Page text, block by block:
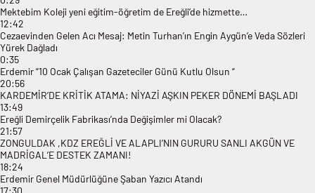
Mektebim Koleji yeni eğitim-öğretim de Ereğli’de hizmette…
12:42
Cezaevinden Gelen Acı Mesaj: Metin Turhan’ın Engin Aygün’e Veda Sözleri
Yürek Dağladı
0:35
Erdemir “10 Ocak Çalışan Gazeteciler Günü Kutlu Olsun “
20:56
KARDEMİR’DE KRİTİK ATAMA: NİYAZİ AŞKIN PEKER DÖNEMİ BAŞLADI
13:49
Ereğli Demirçelik Fabrikası’nda Değişimler mi Olacak?
21:57
ZONGULDAK ,KDZ EREĞLİ VE ALAPLI’NIN GURURU SANLI AKGÜN VE
MADRİGAL’E DESTEK ZAMANI!
18:24
Erdemir Genel Müdürlüğüne Şaban Yazıcı Atandı
17:30